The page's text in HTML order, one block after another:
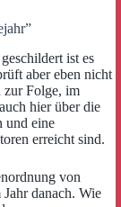
ist es
aber eben nicht
zur Folge, im
hier über die
und eine
erreicht sind.
von
danach. Wie